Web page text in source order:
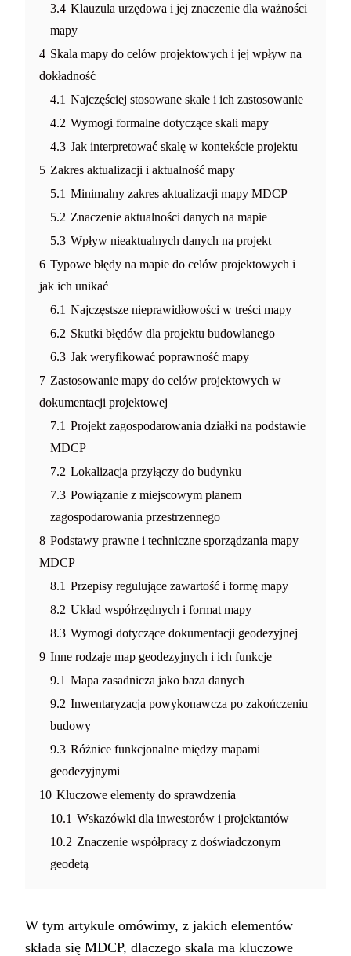
3.4 Klauzula urzędowa i jej znaczenie dla ważności
mapy
4 Skala mapy do celów projektowych i jej wpływ na
dokładność
4.1 Najczęściej stosowane skale i ich zastosowanie
4.2 Wymogi formalne dotyczące skali mapy
4.3 Jak interpretować skalę w kontekście projektu
5 Zakres aktualizacji i aktualność mapy
5.1 Minimalny zakres aktualizacji mapy MDCP
5.2 Znaczenie aktualności danych na mapie
5.3 Wpływ nieaktualnych danych na projekt
6 Typowe błędy na mapie do celów projektowych i
jak ich unikać
6.1 Najczęstsze nieprawidłowości w treści mapy
6.2 Skutki błędów dla projektu budowlanego
6.3 Jak weryfikować poprawność mapy
7 Zastosowanie mapy do celów projektowych w
dokumentacji projektowej
7.1 Projekt zagospodarowania działki na podstawie
MDCP
7.2 Lokalizacja przyłączy do budynku
7.3 Powiązanie z miejscowym planem
zagospodarowania przestrzennego
8 Podstawy prawne i techniczne sporządzania mapy
MDCP
8.1 Przepisy regulujące zawartość i formę mapy
8.2 Układ współrzędnych i format mapy
8.3 Wymogi dotyczące dokumentacji geodezyjnej
9 Inne rodzaje map geodezyjnych i ich funkcje
9.1 Mapa zasadnicza jako baza danych
9.2 Inwentaryzacja powykonawcza po zakończeniu
budowy
9.3 Różnice funkcjonalne między mapami
geodezyjnymi
10 Kluczowe elementy do sprawdzenia
10.1 Wskazówki dla inwestorów i projektantów
10.2 Znaczenie współpracy z doświadczonym
geodetą
W tym artykule omówimy, z jakich elementów
składa się MDCP, dlaczego skala ma kluczowe